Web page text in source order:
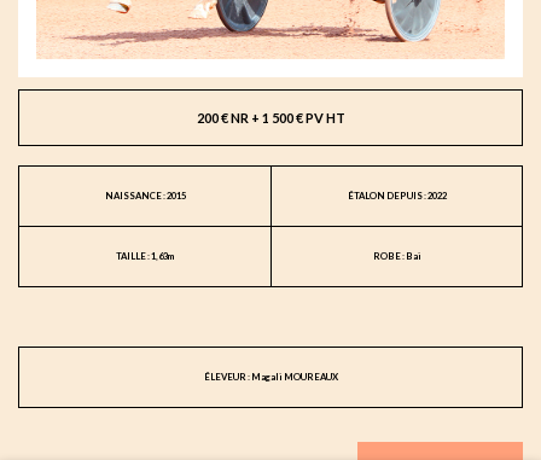
200 € NR + 1 500 € PV HT
NAISSANCE : 2015 ÉTALON DEPUIS : 2022
TAILLE : 1,63m ROBE : Bai
ÉLEVEUR : Magali MOUREAUX